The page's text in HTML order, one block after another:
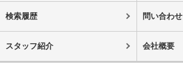
検索履歴 問い合わせ
スタッフ紹介 会社概要